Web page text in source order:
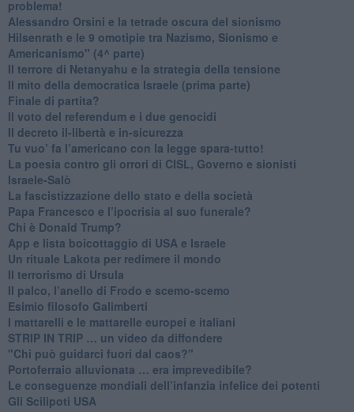
problema!
​Alessandro Orsini e la tetrade oscura del sionismo
​Hilsenrath e le 9 omotipie tra Nazismo, Sionismo e
Americanismo" (4^ parte)
​Il terrore di Netanyahu e la strategia della tensione
Il mito della democratica Israele (prima parte)
​Finale di partita?
​Il voto del referendum e i due genocidi
Il decreto il-libertà e in-sicurezza
Tu vuo’ fa l’americano con la legge spara-tutto!
La poesia contro gli orrori di CISL, Governo e sionisti
Israele-Salò
​La fascistizzazione dello stato e della società
Papa Francesco e l’ipocrisia al suo funerale?
​Chi è Donald Trump?
App e lista boicottaggio di USA e Israele
​Un rituale Lakota per redimere il mondo
Il terrorismo di Ursula
​Il palco, l’anello di Frodo e scemo-scemo
Esimio filosofo Galimberti
​I mattarelli e le mattarelle europei e italiani
​STRIP IN TRIP … un video da diffondere
"Chi può guidarci fuori dal caos?"
​Portoferraio alluvionata … era imprevedibile?
Le conseguenze mondiali dell’infanzia infelice dei potenti
​Gli Scilipoti USA